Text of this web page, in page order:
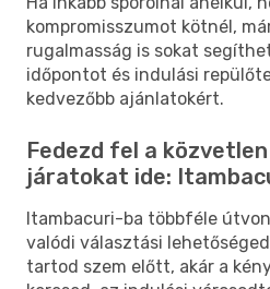
kompromisszumot kötnél,
rugalmasság is sokat
időpontot és indulási
kedvezőbb ajánlatokért.
Fedezd fel a
járatokat ide:
Itambacuri-ba többféle
valódi választási
tartod szem előtt, akár a